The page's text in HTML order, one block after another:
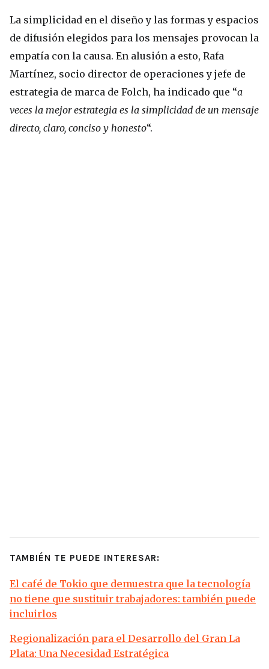
La simplicidad en el diseño y las formas y espacios
de difusión elegidos para los mensajes provocan la
empatía con la causa. En alusión a esto, Rafa
Martínez, socio director de operaciones y jefe de
estrategia de marca de Folch, ha indicado que “a
veces la mejor estrategia es la simplicidad de un mensaje
directo, claro, conciso y honesto“.
TAMBIÉN TE PUEDE INTERESAR:
El café de Tokio que demuestra que la tecnología
no tiene que sustituir trabajadores: también puede
incluirlos
Regionalización para el Desarrollo del Gran La
Plata: Una Necesidad Estratégica